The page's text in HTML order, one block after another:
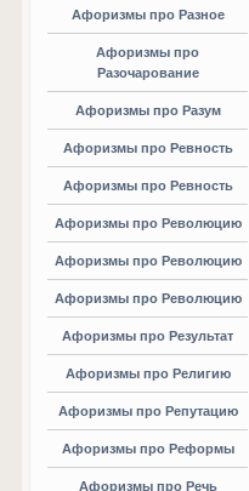
Афоризмы про Разное
Афоризмы про
Разочарование
Афоризмы про Разум
Афоризмы про Ревность
Афоризмы про Ревность
Афоризмы про Революцию
Афоризмы про Революцию
Афоризмы про Революцию
Афоризмы про Результат
Афоризмы про Религию
Афоризмы про Репутацию
Афоризмы про Реформы
Афоризмы про Речь